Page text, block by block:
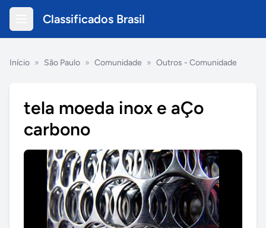
Classificados Brasil
Início » São Paulo » Comunidade » Outros - Comunidade
tela moeda inox e aÇo
carbono